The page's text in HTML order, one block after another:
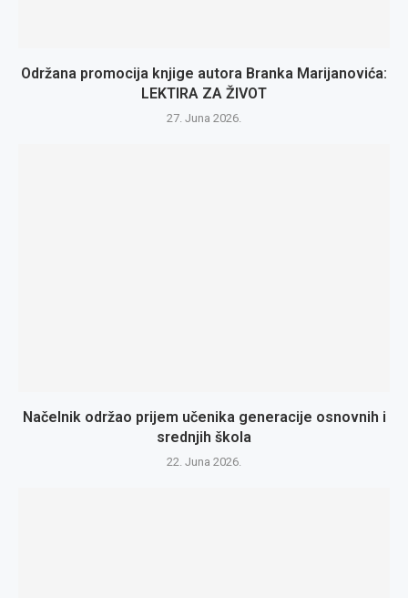
Održana promocija knjige autora Branka Marijanovića:
LEKTIRA ZA ŽIVOT
27. Juna 2026.
Načelnik održao prijem učenika generacije osnovnih i
srednjih škola
22. Juna 2026.